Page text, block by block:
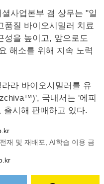
사업본부 겸 상무는 "일
품질 바이오시밀러 치료
성을 높이고, 앞으로도
해소를 위해 지속 노력
라 바이오시밀러를 유
국내서는 '에피
시해 판매하고 있다.
재 및 재배포, AI학습 이용 금